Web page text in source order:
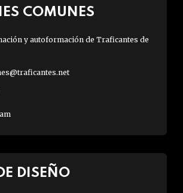
COMUNES
y autoformación de Traficantes de
DISEÑO